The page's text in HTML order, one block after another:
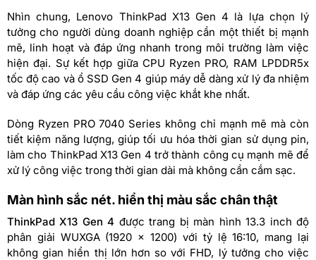
Nhìn chung, Lenovo ThinkPad X13 Gen 4 là lựa chọn lý
tưởng cho người dùng doanh nghiệp cần một thiết bị mạnh
mẽ, linh hoạt và đáp ứng nhanh trong môi trường làm việc
hiện đại. Sự kết hợp giữa CPU Ryzen PRO, RAM LPDDR5x
tốc độ cao và ổ SSD Gen 4 giúp máy dễ dàng xử lý đa nhiệm
và đáp ứng các yêu cầu công việc khắt khe nhất.
Dòng Ryzen PRO 7040 Series không chỉ mạnh mẽ mà còn
tiết kiệm năng lượng, giúp tối ưu hóa thời gian sử dụng pin,
làm cho ThinkPad X13 Gen 4 trở thành công cụ mạnh mẽ để
xử lý công việc trong thời gian dài mà không cần cắm sạc.
Màn hình sắc nét. hiển thị màu sắc chân thật
ThinkPad X13 Gen 4 được trang bị màn hình 13.3 inch độ
phân giải WUXGA (1920 x 1200) với tỷ lệ 16:10, mang lại
không gian hiển thị lớn hơn so với FHD, lý tưởng cho việc